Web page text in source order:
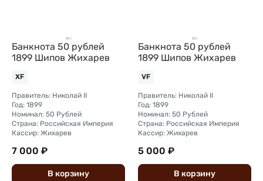
Банкнота 50 рублей
1899 Шипов Жихарев
XF
Правитель: Николай II
Год: 1899
Номинал: 50 Рублей
Страна: Российская Империя
Кассир: Жихарев
7 000 ₽
В корзину
Банкнота 50 рублей
1899 Шипов Жихарев
VF
Правитель: Николай II
Год: 1899
Номинал: 50 Рублей
Страна: Российская Империя
Кассир: Жихарев
5 000 ₽
В корзину